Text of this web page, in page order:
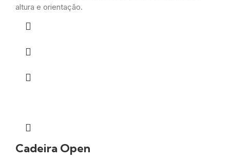
altura e orientação.
Cadeira Open